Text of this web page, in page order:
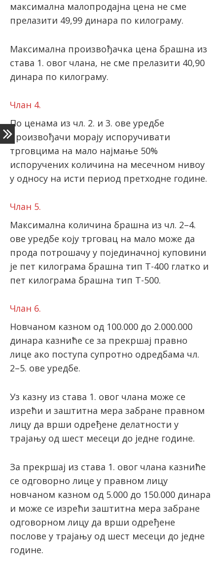
максимална малопродајна цена не сме
прелазити 49,99 динара по килограму.
Максимална произвођачка цена брашна из
става 1. овог члана, не сме прелазити 40,90
динара по килограму.
Члан 4.
По ценама из чл. 2. и 3. ове уредбе
произвођачи морају испоручивати
трговцима на мало најмање 50%
испоручених количина на месечном нивоу
у односу на исти период претходне године.
Члан 5.
Максимална количина брашна из чл. 2–4.
ове уредбе коју трговац на мало може да
прода потрошачу у појединачној куповини
је пет килограма брашна тип Т-400 глатко и
пет килограма брашна тип Т-500.
Члан 6.
Новчаном казном од 100.000 до 2.000.000
динара казниће се за прекршај правно
лице ако поступа супротно одредбама чл.
2–5. ове уредбе.
Уз казну из става 1. овог члана може се
изрећи и заштитна мера забране правном
лицу да врши одређене делатности у
трајању од шест месеци до једне године.
За прекршај из става 1. овог члана казниће
се одговорно лице у правном лицу
новчаном казном од 5.000 до 150.000 динара
и може се изрећи заштитна мера забране
одговорном лицу да врши одређене
послове у трајању од шест месеци до једне
године.